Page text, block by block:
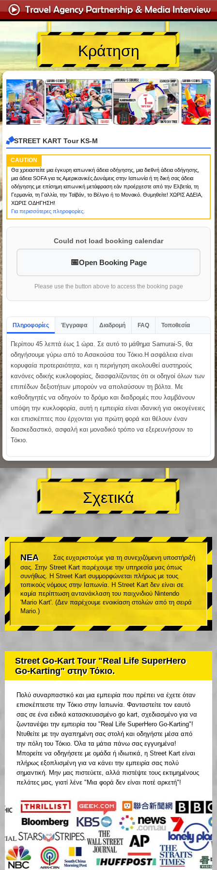
Κράτηση
STREET KART Tour KS-M
CAUTION
Θα χρειαστείτε μια έγκυρη ιαπωνική άδεια οδήγησης, μια διεθνή άδεια οδήγησης,
μια άδεια SOFA για τις Αμερικανικές Δυνάμεις στην Ιαπωνία ή τη δική σας άδεια
οδήγησης με επίσημη ιαπωνική μετάφραση εάν προέρχεστε από την Ελβετία, τη
Γερμανία, τη Γαλλία, την Ταϊβάν, το Βέλγιο ή το Μονακό. Θυμηθείτε! ΧΩΡΙΣ ΑΔΕΙΑ,
ΧΩΡΙΣ ΟΔΗΓΗΣΗ!
Για περισσότερες πληροφορίες.
Could not load booking calendar
Open Booking Page
Please use the button above to access the booking page
Πληροφορίες Έγγραφα Διαδρομή FAQ Τοποθεσία
Περίπου 45 λεπτά έως 1 ώρα. Σε αυτό το μάθημα Samurai-S, θα
οδηγήσουμε γύρω από το Ασακούσα του Τόκιο.Η ασφάλεια είναι
κορυφαία προτεραιότητα, και η περιήγηση ακολουθεί αυστηρούς
κανόνες οδικής κυκλοφορίας, διασφαλίζοντας ότι οι οδηγοί όλων των
επιπέδων δεξιοτήτων μπορούν να απολαύσουν τη βόλτα. Με
καθοδηγητές να οδηγούν το δρόμο και διαδρομές που λαμβάνουν
υπόψη την κυκλοφορία, αυτή η εμπειρία είναι ιδανική για οικογένειες
και επισκέπτες που έρχονται για πρώτη φορά και θέλουν έναν
διασκεδαστικό, ασφαλή και μοναδικό τρόπο να εξερευνήσουν το
Τόκιο.
Σχετικά
ΝΕΑ
Σας ευχαριστούμε για τη συνεχιζόμενη υποστήριξή
σας. Στην Street Kart παρέχουμε την υπηρεσία μας όπως
συνήθως. Η Street Kart συμμορφώνεται πλήρως με τους
τοπικούς νόμους στην Ιαπωνία. Η Street Kart δεν είναι σε
καμία περίπτωση αντανάκλαση του παιχνιδιού Nintendo
'Mario Kart'. (Δεν παρέχουμε ενοικίαση στολών από τη σειρά
Mario.)
Street Go-Kart Tour "Real Life SuperHero
Go-Karting" στην Τόκιο.
Πολύ συναρπαστικό και μια εμπειρία που πρέπει να έχετε όταν
επισκέπτεστε την Τόκιο στην Ιαπωνία. Φανταστείτε τον εαυτό
σας σε ένα ειδικά κατασκευασμένο go kart, σχεδιασμένο για να
ζωντανέψει την εμπειρία του "Real Life SuperHero Go-Karting"!
Ντυθείτε με την αγαπημένη σας στολή και οδηγήστε μέσα από
την πόλη του Τόκιο. Όλα τα μάτια πάνω σας εγγυημένα!
Μπορείτε να οδηγήσετε με ομάδα ή ιδιωτικά, η Street Kart είναι
πλήρως εξοπλισμένη για να κάνει την εμπειρία σας πολύ
σημαντική. Μην μας πιστεύετε, αλλά πιστέψτε τους εκτιμημένους
πελάτες μας, γιατί λένε "Μια φορά δεν είναι ποτέ αρκετή"!